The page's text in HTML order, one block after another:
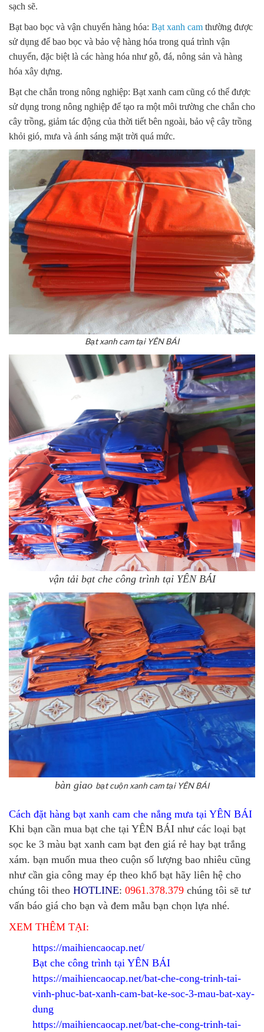
sạch sẽ.
Bạt bao bọc và vận chuyển hàng hóa: Bạt xanh cam thường được
sử dụng để bao bọc và bảo vệ hàng hóa trong quá trình vận
chuyển, đặc biệt là các hàng hóa như gỗ, đá, nông sản và hàng
hóa xây dựng.
Bạt che chắn trong nông nghiệp: Bạt xanh cam cũng có thể được
sử dụng trong nông nghiệp để tạo ra một môi trường che chắn cho
cây trồng, giảm tác động của thời tiết bên ngoài, bảo vệ cây trồng
khỏi gió, mưa và ánh sáng mặt trời quá mức.
Bạt xanh cam tại YÊN BÁI
vận tải bạt che công trình tại YÊN BÁI
bàn giao bạt cuộn xanh cam tại YÊN BÁI
Cách đặt hàng bạt xanh cam che nắng mưa tại YÊN BÁI
Khi bạn cần mua bạt che tại YÊN BÁI như các loại bạt
sọc ke 3 màu bạt xanh cam bạt đen giá rẻ hay bạt trắng
xám. bạn muốn mua theo cuộn số lượng bao nhiêu cũng
như cần gia công may ép theo khổ bạt hãy liên hệ cho
chúng tôi theo HOTLINE: 0961.378.379 chúng tôi sẽ tư
vấn báo giá cho bạn và đem mẫu bạn chọn lựa nhé.
XEM THÊM TẠI:
https://maihiencaocap.net/
Bạt che công trình tại YÊN BÁI
https://maihiencaocap.net/bat-che-cong-trinh-tai-
vinh-phuc-bat-xanh-cam-bat-ke-soc-3-mau-bat-xay-
dung
https://maihiencaocap.net/bat-che-cong-trinh-tai-